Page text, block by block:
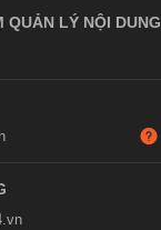
QUẢN LÝ NỘI DUNG